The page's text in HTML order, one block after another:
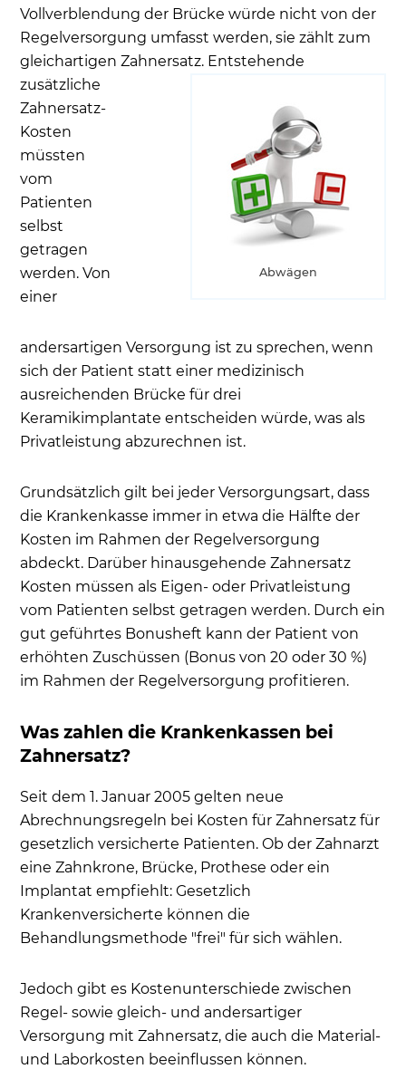
Vollverblendung der Brücke würde nicht von der
Regelversorgung umfasst werden, sie zählt zum
gleichartigen Zahnersatz.
Abwägen
Entstehende
zusätzliche
Zahnersatz-
Kosten
müssten
vom
Patienten
selbst
getragen
werden. Von
einer
andersartigen Versorgung ist zu sprechen, wenn
sich der Patient statt einer medizinisch
ausreichenden Brücke für drei
Keramikimplantate entscheiden würde, was als
Privatleistung abzurechnen ist.
Grundsätzlich gilt bei jeder Versorgungsart, dass
die Krankenkasse immer in etwa die Hälfte der
Kosten im Rahmen der Regelversorgung
abdeckt. Darüber hinausgehende Zahnersatz
Kosten müssen als Eigen- oder Privatleistung
vom Patienten selbst getragen werden. Durch ein
gut geführtes Bonusheft kann der Patient von
erhöhten Zuschüssen (Bonus von 20 oder 30 %)
im Rahmen der Regelversorgung profitieren.
Was zahlen die Krankenkassen bei
Zahnersatz?
Seit dem 1. Januar 2005 gelten neue
Abrechnungsregeln bei Kosten für Zahnersatz für
gesetzlich versicherte Patienten. Ob der Zahnarzt
eine Zahnkrone, Brücke, Prothese oder ein
Implantat empfiehlt: Gesetzlich
Krankenversicherte können die
Behandlungsmethode "frei" für sich wählen.
Jedoch gibt es Kostenunterschiede zwischen
Regel- sowie gleich- und andersartiger
Versorgung mit Zahnersatz, die auch die Material-
und Laborkosten beeinflussen können.